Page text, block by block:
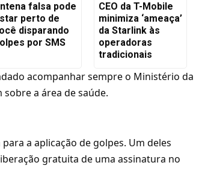
falsa pode
perto de
disparando
por SMS
CEO da T-Mobile
minimiza ‘ameaça’
da Starlink às
operadoras
tradicionais
acompanhar sempre o Ministério da
a área de saúde.
a aplicação de golpes. Um deles
gratuita de uma assinatura no